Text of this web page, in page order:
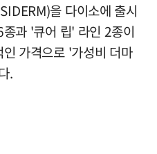
을 다이소에 출시
과 '큐어 립' 라인 2종이
가격으로 '가성비 더마
.